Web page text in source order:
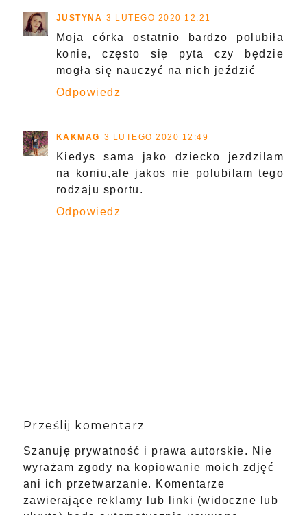
JUSTYNA 3 LUTEGO 2020 12:21
Moja córka ostatnio bardzo polubiła
konie, często się pyta czy będzie
mogła się nauczyć na nich jeździć
Odpowiedz
KAKMAG 3 LUTEGO 2020 12:49
Kiedys sama jako dziecko jezdzilam
na koniu,ale jakos nie polubilam tego
rodzaju sportu.
Odpowiedz
Prześlij komentarz
Szanuję prywatność i prawa autorskie. Nie
wyrażam zgody na kopiowanie moich zdjęć
ani ich przetwarzanie. Komentarze
zawierające reklamy lub linki (widoczne lub